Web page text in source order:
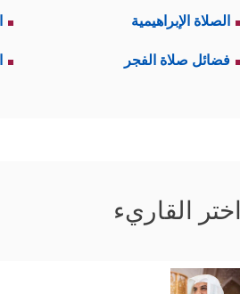
الصلاة الإبراهيمية
فضائل صلاة الفجر
اختر القاريء